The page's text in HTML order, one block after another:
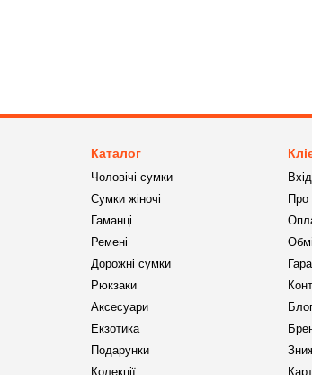
Каталог
Чоловічі сумки
Сумки жіночі
Гаманці
Ремені
Дорожні сумки
Рюкзаки
Аксесуари
Екзотика
Подарунки
Колекції
Про